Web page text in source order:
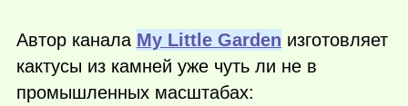
Автор канала My Little Garden изготовляет
кактусы из камней уже чуть ли не в
промышленных масштабах: